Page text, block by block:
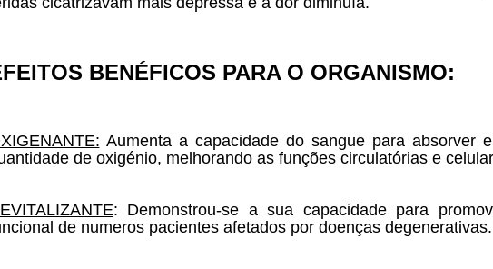
BENÉFICOS PARA O ORGANISMO:
Aumenta a capacidade do sangue para absorver
de oxigénio, melhorando as funções circulatórias e
: Demonstrou-se a sua capacidade para
de numeros pacientes afetados por doenças degenerativas.